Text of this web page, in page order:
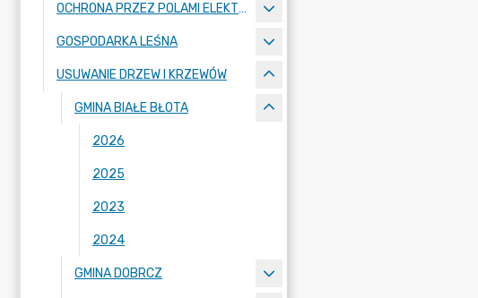
OCHRONA PRZEZ POLAMI ELEKTROMAGNETYCZNYMI
GOSPODARKA LEŚNA
USUWANIE DRZEW I KRZEWÓW
GMINA BIAŁE BŁOTA
2026
2025
2023
2024
GMINA DOBRCZ